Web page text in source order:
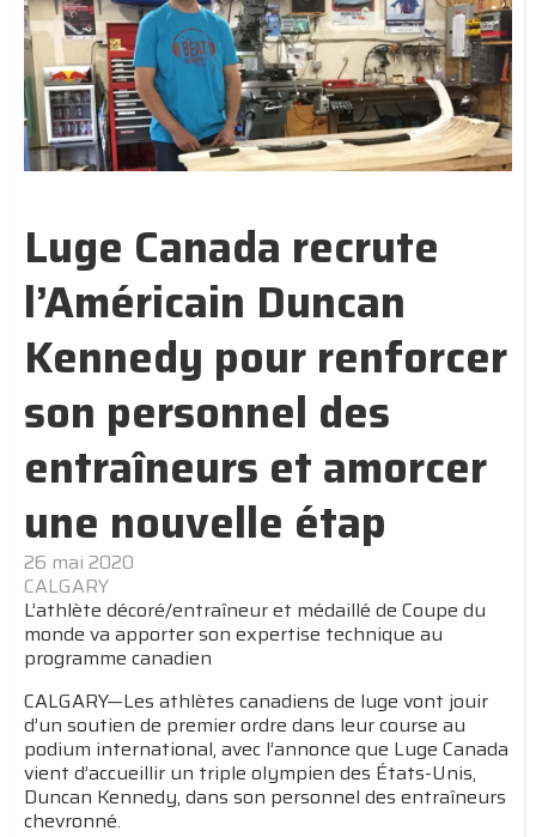
Luge Canada recrute
l’Américain Duncan
Kennedy pour renforcer
son personnel des
entraîneurs et amorcer
une nouvelle étap
26 mai 2020
CALGARY
L’athlète décoré/entraîneur et médaillé de Coupe du
monde va apporter son expertise technique au
programme canadien
CALGARY—Les athlètes canadiens de luge vont jouir
d’un soutien de premier ordre dans leur course au
podium international, avec l’annonce que Luge Canada
vient d’accueillir un triple olympien des États-Unis,
Duncan Kennedy, dans son personnel des entraîneurs
chevronné.